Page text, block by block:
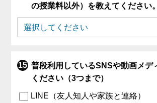
の授業料以外）を教えてください。
普段利用しているSNSや動画メデ
ください（3つまで）
LINE（友人知人や家族と連絡）